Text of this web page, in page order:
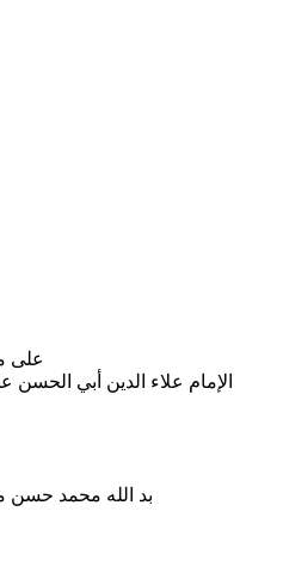
على
الإمام علاء الدين أبي
بد الله محمد